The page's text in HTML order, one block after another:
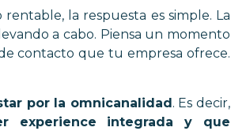
la respuesta es simple. La
a cabo. Piensa un momento
contacto que tu empresa ofrece.
por la omnicanalidad . Es decir,
experience integrada y que